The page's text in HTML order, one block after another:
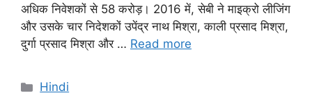
अधिक निवेशकों से 58 करोड़। 2016 में, सेबी ने माइक्रो लीजिंग
और उसके चार निदेशकों उपेंद्र नाथ मिश्रा, काली प्रसाद मिश्रा,
दुर्गा प्रसाद मिश्रा और … Read more
Categories
Hindi